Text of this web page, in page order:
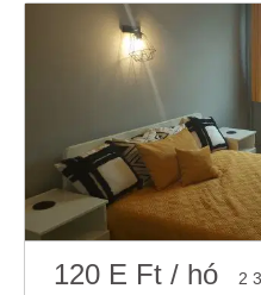
120 E Ft / hó 2